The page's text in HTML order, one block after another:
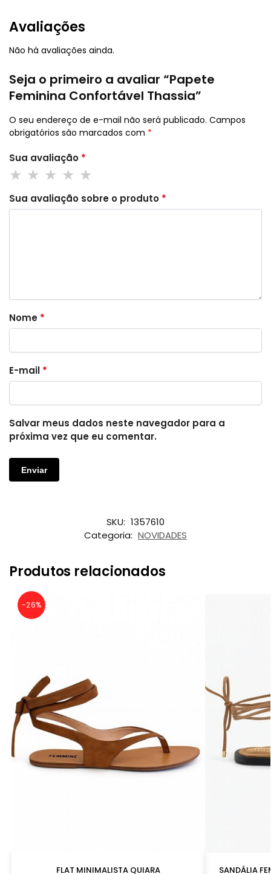
Avaliações
Não há avaliações ainda.
Seja o primeiro a avaliar “Papete
Feminina Confortável Thassia”
O seu endereço de e-mail não será publicado. Campos
obrigatórios são marcados com *
Sua avaliação *
Sua avaliação sobre o produto *
Nome *
E-mail *
Salvar meus dados neste navegador para a
próxima vez que eu comentar.
SKU: 1357610
Categoria: NOVIDADES
Produtos relacionados
-26%
FLAT MINIMALISTA QUIARA
SANDÁLIA